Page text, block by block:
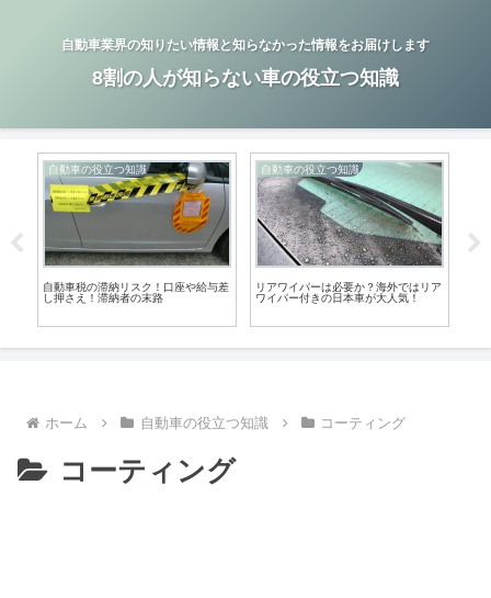
自動車業界の知りたい情報と知らなかった情報をお届けします
8割の人が知らない車の役立つ知識
自動車の役立つ知識
自動車税の滞納リスク！口座や給与差
し押さえ！滞納者の末路
自動車の役立つ知識
リアワイパーは必要か？海外ではリア
ワイパー付きの日本車が大人気！
ホーム 自動車の役立つ知識 コーティング
コーティング